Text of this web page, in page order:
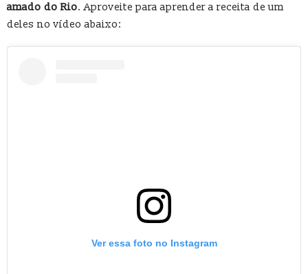
amado do Rio. Aproveite para aprender a receita de um
deles no vídeo abaixo:
Ver essa foto no Instagram